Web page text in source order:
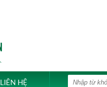
LIÊN HỆ